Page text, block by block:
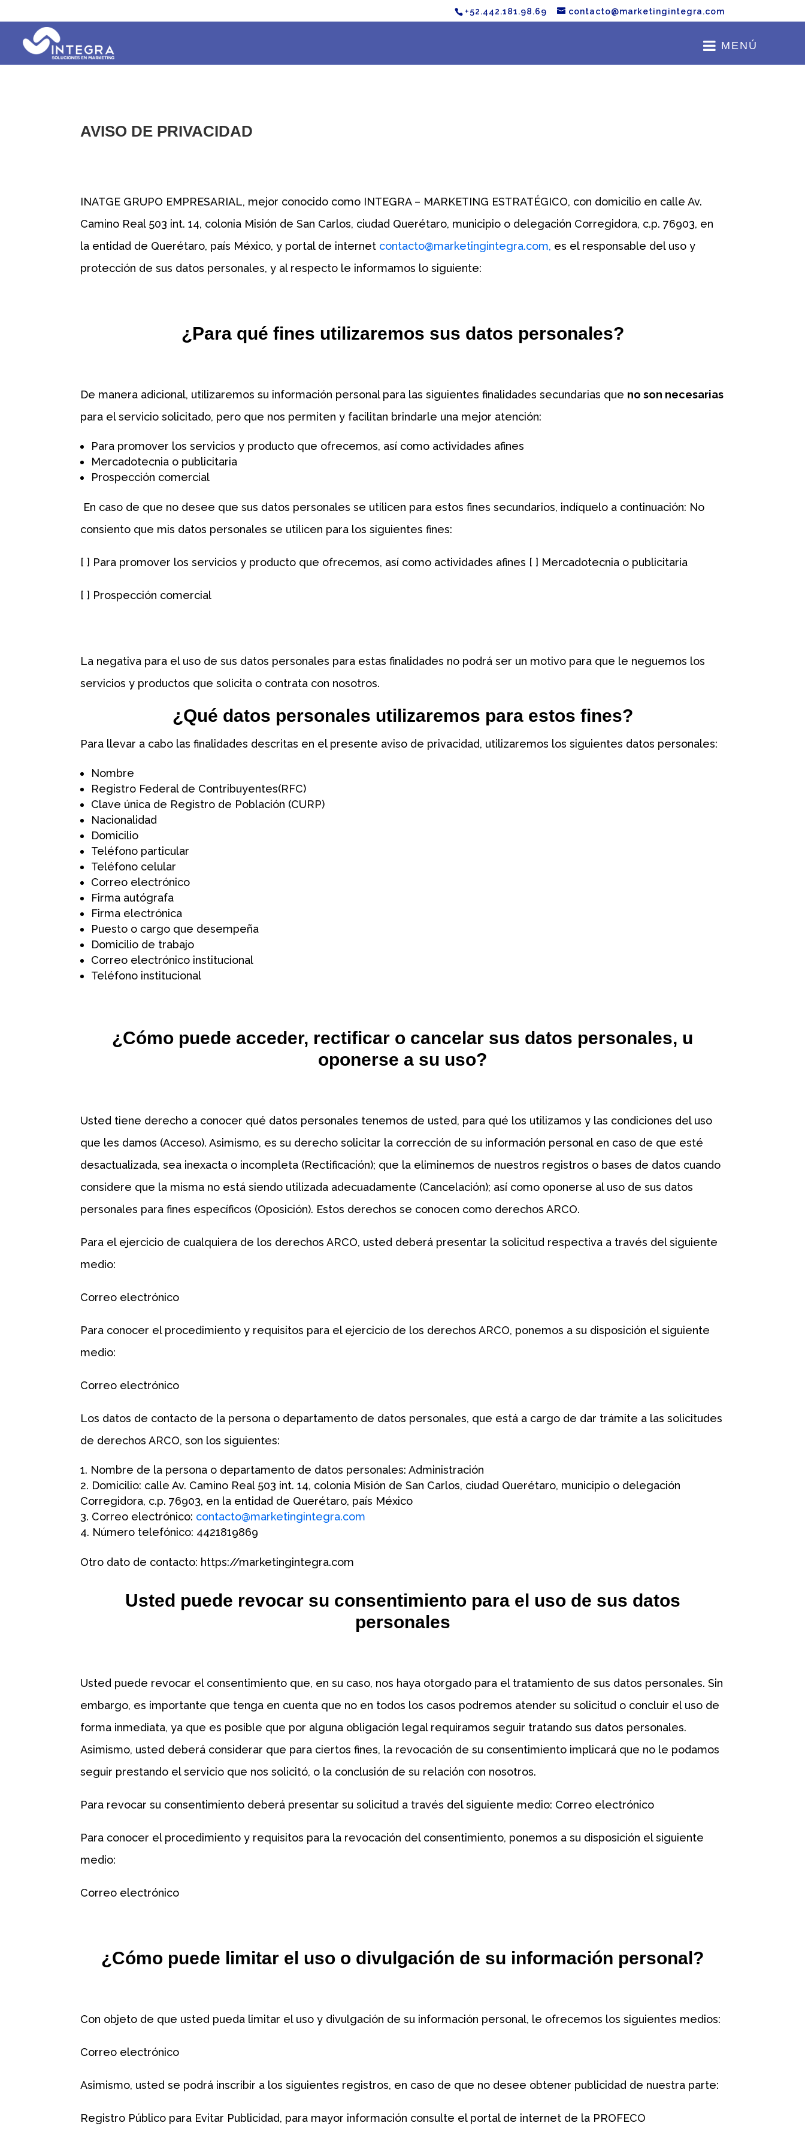
+52.442.181.98.69 contacto@marketingintegra.com
MENÚ
AVISO DE PRIVACIDAD
INATGE GRUPO EMPRESARIAL, mejor conocido como INTEGRA – MARKETING ESTRATÉGICO, con domicilio en calle Av.
Camino Real 503 int. 14, colonia Misión de San Carlos, ciudad Querétaro, municipio o delegación Corregidora, c.p. 76903, en
la entidad de Querétaro, país México, y portal de internet contacto@marketingintegra.com, es el responsable del uso y
protección de sus datos personales, y al respecto le informamos lo siguiente:
¿Para qué fines utilizaremos sus datos personales?
De manera adicional, utilizaremos su información personal para las siguientes finalidades secundarias que no son necesarias
para el servicio solicitado, pero que nos permiten y facilitan brindarle una mejor atención:
Para promover los servicios y producto que ofrecemos, así como actividades afines
Mercadotecnia o publicitaria
Prospección comercial
En caso de que no desee que sus datos personales se utilicen para estos fines secundarios, indíquelo a continuación: No
consiento que mis datos personales se utilicen para los siguientes fines:
[ ] Para promover los servicios y producto que ofrecemos, así como actividades afines [ ] Mercadotecnia o publicitaria
[ ] Prospección comercial
La negativa para el uso de sus datos personales para estas finalidades no podrá ser un motivo para que le neguemos los
servicios y productos que solicita o contrata con nosotros.
¿Qué datos personales utilizaremos para estos fines?
Para llevar a cabo las finalidades descritas en el presente aviso de privacidad, utilizaremos los siguientes datos personales:
Nombre
Registro Federal de Contribuyentes(RFC)
Clave única de Registro de Población (CURP)
Nacionalidad
Domicilio
Teléfono particular
Teléfono celular
Correo electrónico
Firma autógrafa
Firma electrónica
Puesto o cargo que desempeña
Domicilio de trabajo
Correo electrónico institucional
Teléfono institucional
¿Cómo puede acceder, rectificar o cancelar sus datos personales, u
oponerse a su uso?
Usted tiene derecho a conocer qué datos personales tenemos de usted, para qué los utilizamos y las condiciones del uso
que les damos (Acceso). Asimismo, es su derecho solicitar la corrección de su información personal en caso de que esté
desactualizada, sea inexacta o incompleta (Rectificación); que la eliminemos de nuestros registros o bases de datos cuando
considere que la misma no está siendo utilizada adecuadamente (Cancelación); así como oponerse al uso de sus datos
personales para fines específicos (Oposición). Estos derechos se conocen como derechos ARCO.
Para el ejercicio de cualquiera de los derechos ARCO, usted deberá presentar la solicitud respectiva a través del siguiente
medio:
Correo electrónico
Para conocer el procedimiento y requisitos para el ejercicio de los derechos ARCO, ponemos a su disposición el siguiente
medio:
Correo electrónico
Los datos de contacto de la persona o departamento de datos personales, que está a cargo de dar trámite a las solicitudes
de derechos ARCO, son los siguientes:
Nombre de la persona o departamento de datos personales: Administración
Domicilio: calle Av. Camino Real 503 int. 14, colonia Misión de San Carlos, ciudad Querétaro, municipio o delegación
Corregidora, c.p. 76903, en la entidad de Querétaro, país México
Correo electrónico: contacto@marketingintegra.com
Número telefónico: 4421819869
Otro dato de contacto: https://marketingintegra.com
Usted puede revocar su consentimiento para el uso de sus datos
personales
Usted puede revocar el consentimiento que, en su caso, nos haya otorgado para el tratamiento de sus datos personales. Sin
embargo, es importante que tenga en cuenta que no en todos los casos podremos atender su solicitud o concluir el uso de
forma inmediata, ya que es posible que por alguna obligación legal requiramos seguir tratando sus datos personales.
Asimismo, usted deberá considerar que para ciertos fines, la revocación de su consentimiento implicará que no le podamos
seguir prestando el servicio que nos solicitó, o la conclusión de su relación con nosotros.
Para revocar su consentimiento deberá presentar su solicitud a través del siguiente medio: Correo electrónico
Para conocer el procedimiento y requisitos para la revocación del consentimiento, ponemos a su disposición el siguiente
medio:
Correo electrónico
¿Cómo puede limitar el uso o divulgación de su información personal?
Con objeto de que usted pueda limitar el uso y divulgación de su información personal, le ofrecemos los siguientes medios:
Correo electrónico
Asimismo, usted se podrá inscribir a los siguientes registros, en caso de que no desee obtener publicidad de nuestra parte:
Registro Público para Evitar Publicidad, para mayor información consulte el portal de internet de la PROFECO